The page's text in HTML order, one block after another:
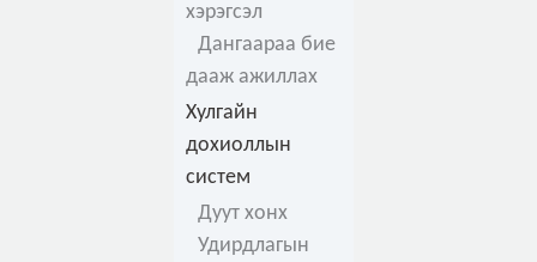
хэрэгсэл
Дангаараа бие
дааж ажиллах
Хулгайн
дохиоллын
систем
Дуут хонх
Удирдлагын